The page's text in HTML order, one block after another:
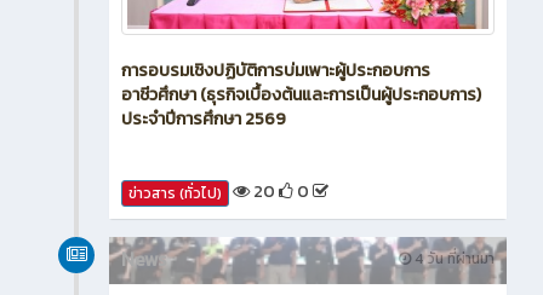
การอบรมเชิงปฏิบัติการบ่มเพาะผู้ประกอบการ
อาชีวศึกษา (ธุรกิจเบื้องต้นและการเป็นผู้ประกอบการ)
20 0